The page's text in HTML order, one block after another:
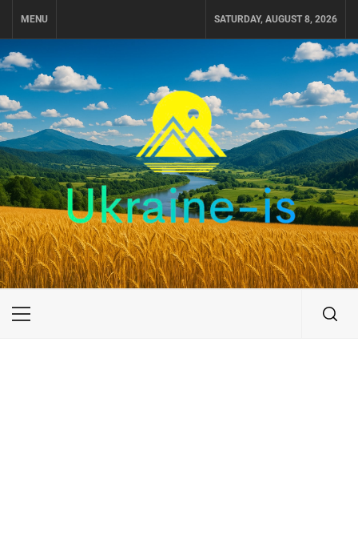
MENU SATURDAY, AUGUST 8, 2026
UKRAINE-IS
ПУТЕШЕСТВИЕ ПО УКРАИНЕ
Primary